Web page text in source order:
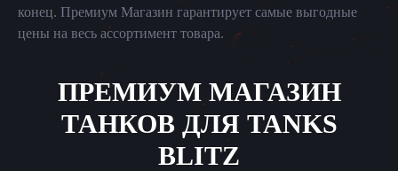
конец. Премиум Магазин гарантирует самые выгодные
цены на весь ассортимент товара.
ПРЕМИУМ МАГАЗИН
ТАНКОВ ДЛЯ TANKS
BLITZ